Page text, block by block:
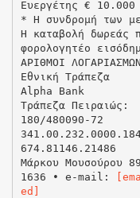
Ευεργέτης € 10.000
* Η συνδρομή των
Η καταβολή δωρεάς
φορολογητέο
ΑΡΙΘΜΟΙ ΛΟΓΑΡΙΑΣΜΩΝ
Εθνική Τράπεζα
Alpha Bank
Τράπεζα Πειραιώς:
180/480090-72
674.81146.21486
Μάρκου Μουσούρου
1636 • e-mail:
ed]